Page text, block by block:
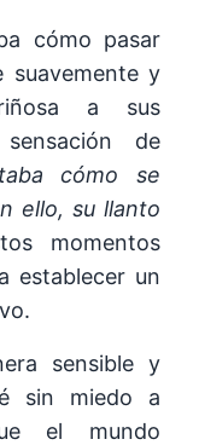
cómo pasar
suavemente y
a sus
de
cómo se
ello, su llanto
momentos
establecer un
sensible y
sin miedo a
el mundo